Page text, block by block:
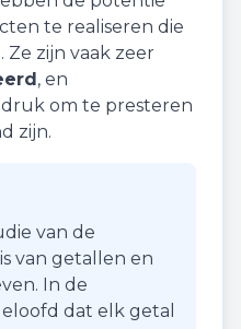
te realiseren die
zijn vaak zeer
, en
druk om te presteren
zijn.
van de
van getallen en
In de
dat elk getal